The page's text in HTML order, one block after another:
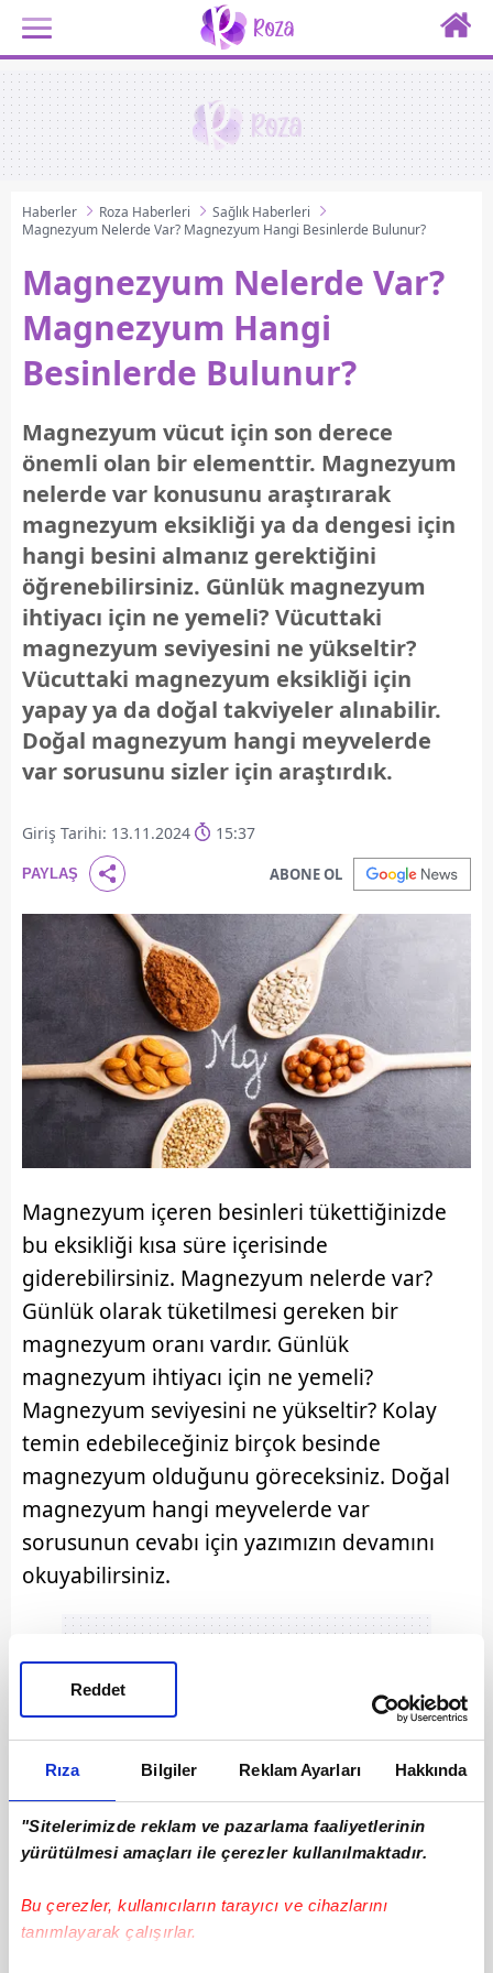
Rıza Bilgiler Reklam Ayarları Hakkında
"Sitelerimizde reklam ve pazarlama faaliyetlerinin
yürütülmesi amaçları ile çerezler kullanılmaktadır.
Bu çerezler, kullanıcıların tarayıcı ve cihazlarını
tanımlayarak çalışırlar.
Reddet
Haberler Roza Haberleri
Sağlık Haberleri
Magnezyum Nelerde Var? Magnezyum Hangi Besinlerde Bulunur?
Magnezyum Nelerde Var?
Magnezyum Hangi
Besinlerde Bulunur?
Magnezyum vücut için son derece
önemli olan bir elementtir. Magnezyum
nelerde var konusunu araştırarak
magnezyum eksikliği ya da dengesi için
hangi besini almanız gerektiğini
öğrenebilirsiniz. Günlük magnezyum
ihtiyacı için ne yemeli? Vücuttaki
magnezyum seviyesini ne yükseltir?
Vücuttaki magnezyum eksikliği için
yapay ya da doğal takviyeler alınabilir.
Doğal magnezyum hangi meyvelerde
var sorusunu sizler için araştırdık.
Giriş Tarihi: 13.11.2024 15:37
PAYLAŞ ABONE OL
Magnezyum içeren besinleri tükettiğinizde
bu eksikliği kısa süre içerisinde
giderebilirsiniz. Magnezyum nelerde var?
Günlük olarak tüketilmesi gereken bir
magnezyum oranı vardır. Günlük
magnezyum ihtiyacı için ne yemeli?
Magnezyum seviyesini ne yükseltir? Kolay
temin edebileceğiniz birçok besinde
magnezyum olduğunu göreceksiniz. Doğal
magnezyum hangi meyvelerde var
sorusunun cevabı için yazımızın devamını
okuyabilirsiniz.
Magnezyum Nelerde Var?